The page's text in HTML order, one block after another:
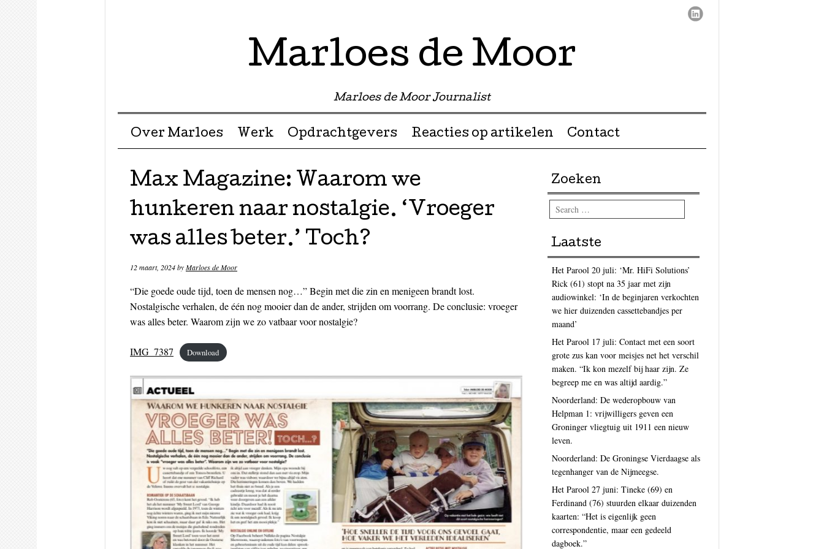
Marloes de Moor
Marloes de Moor Journalist
Menu ☰
Skip to content
Over Marloes Werk Opdrachtgevers Reacties op artikelen Contact
Max Magazine: Waarom we
hunkeren naar nostalgie. ‘Vroeger
was alles beter.’ Toch?
12 maart, 2024byMarloes de Moor
“Die goede oude tijd, toen de mensen nog…” Begin met die zin en menigeen brandt lost.
Nostalgische verhalen, de één nog mooier dan de ander, strijden om voorrang. De conclusie: vroeger
was alles beter. Waarom zijn we zo vatbaar voor nostalgie?
IMG_7387 Download
Zoeken
Search
Laatste
Het Parool 20 juli: ‘Mr. HiFi Solutions’
Rick (61) stopt na 35 jaar met zijn
audiowinkel: ‘In de beginjaren verkochten
we hier duizenden cassettebandjes per
maand’
Het Parool 17 juli: Contact met een soort
grote zus kan voor meisjes net het verschil
maken. “Ik kon mezelf bij haar zijn. Ze
begreep me en was altijd aardig.”
Noorderland: De wederopbouw van
Helpman 1: vrijwilligers geven een
Groninger vliegtuig uit 1911 een nieuw
leven.
Noorderland: De Groningse Vierdaagse als
tegenhanger van de Nijmeegse.
Het Parool 27 juni: Tineke (69) en
Ferdinand (76) stuurden elkaar duizenden
kaarten: “Het is eigenlijk geen
correspondentie, maar een gedeeld
dagboek.”